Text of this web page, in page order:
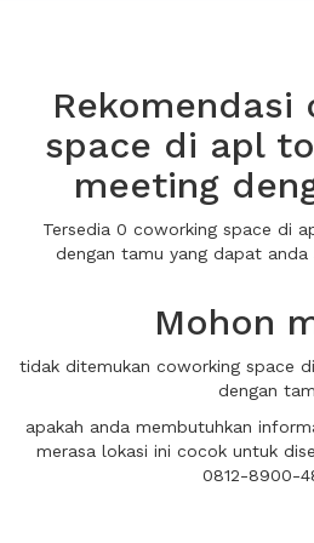
Rekomendasi
space di apl
meeting
Tersedia 0 coworking space di
dengan tamu yang dapat anda
Mohon
tidak ditemukan coworking space
dengan
apakah anda membutuhkan
merasa lokasi ini cocok untuk
0812-8900-